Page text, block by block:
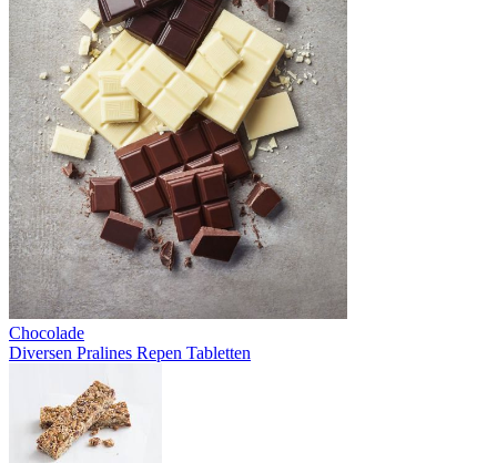
Chocolade
Diversen Pralines Repen Tabletten